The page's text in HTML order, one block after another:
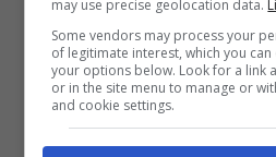
may use precise geolocation data.
Some vendors may process your
of legitimate interest, which you
your options below. Look for a link
or in the site menu to manage or
and cookie settings.